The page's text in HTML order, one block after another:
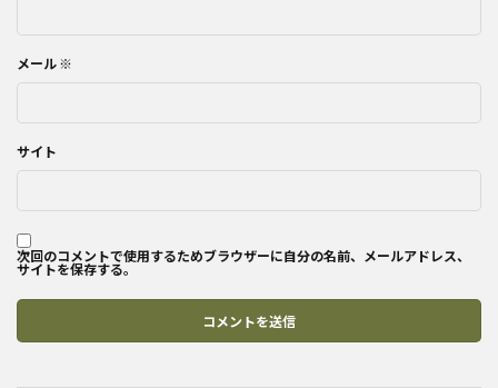
メール ※
サイト
次回のコメントで使用するためブラウザーに自分の名前、メールアドレス、
サイトを保存する。